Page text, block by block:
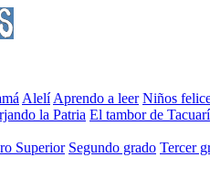
Alelí Aprendo a leer Niños
la Patria El tambor de Tacuarí
Superior Segundo grado Tercer